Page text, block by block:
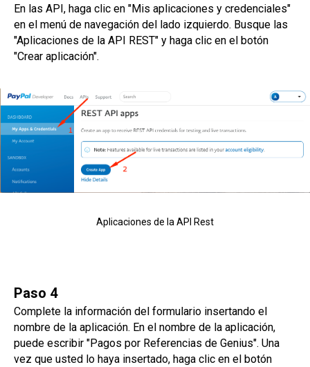
En las API, haga clic en "Mis aplicaciones y credenciales"
en el menú de navegación del lado izquierdo. Busque las
"Aplicaciones de la API REST" y haga clic en el botón
"Crear aplicación".
Aplicaciones de la API Rest
Paso 4
Complete la información del formulario insertando el
nombre de la aplicación. En el nombre de la aplicación,
puede escribir "Pagos por Referencias de Genius". Una
vez que usted lo haya insertado, haga clic en el botón